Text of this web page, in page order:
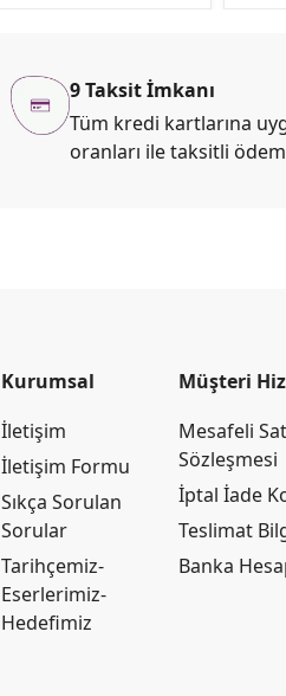
9 Taksit İmkanı
Tüm kredi kartlarına
oranları ile taksitli
Kurumsal
İletişim
İletişim Formu
Sıkça Sorulan
Sorular
Tarihçemiz-
Eserlerimiz-
Hedefimiz
Müşteri
Mesafeli
Sözleşmesi
İptal İade
Teslimat
Banka